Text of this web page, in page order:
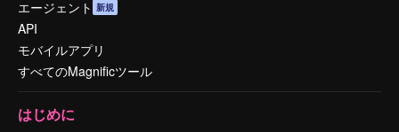
エージェント 新規
API
モバイルアプリ
すべてのMagnificツール
はじめに